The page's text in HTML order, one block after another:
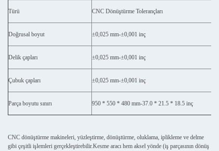
Türü CNC Dönüştürme Tolerançları
Doğrusal boyut ±0,025 mm-±0,001 inç
Delik çapları ±0,025 mm-±0,001 inç
Çubuk çapları ±0,025 mm-±0,001 inç
Parça boyutu sınırı 950 * 550 * 480 mm-37.0 * 21.5 * 18.5 inç
CNC dönüştürme makineleri, yüzleştirme, dönüştürme, oluklama, iplikleme ve delme
gibi çeşitli işlemleri gerçekleştirebilir.Kesme aracı hem aksel yönde (iş parçasının dönüş